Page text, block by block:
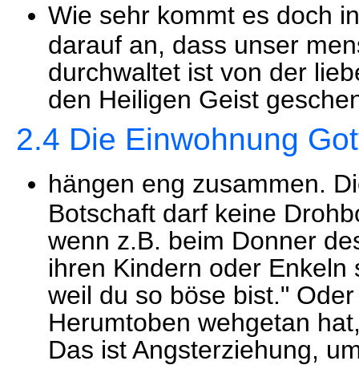
Wie sehr kommt es doch
darauf an, dass unser
durchwaltet ist von der
den Heiligen Geist
2.4 Die Einwohnung
hängen eng zusammen.
Botschaft darf keine
wenn z.B. beim Donner
ihren Kindern oder
weil du so böse bist."
Herumtoben wehgetan
Das ist Angsterziehung,